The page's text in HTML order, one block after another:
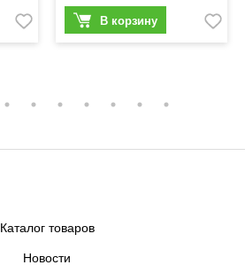
Каталог товаров
Новости